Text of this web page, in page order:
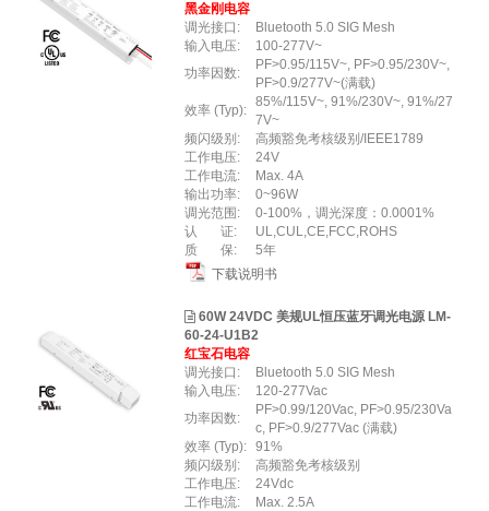
黑金刚电容
调光接口:
Bluetooth 5.0 SIG Mesh
输入电压:
100-277V~
功率因数:
PF>0.95/115V~, PF>0.95/230V~,
PF>0.9/277V~(满载)
效率 (Typ):
85%/115V~, 91%/230V~, 91%/27
7V~
频闪级别:
高频豁免考核级别/IEEE1789
工作电压:
24V
工作电流:
Max. 4A
输出功率:
0~96W
调光范围:
0-100%，调光深度：0.0001%
认 证:
UL,CUL,CE,FCC,ROHS
质 保:
5年
下载说明书
60W 24VDC 美规UL恒压蓝牙调光电源 LM-
60-24-U1B2
红宝石电容
调光接口:
Bluetooth 5.0 SIG Mesh
输入电压:
120-277Vac
功率因数:
PF>0.99/120Vac, PF>0.95/230Va
c, PF>0.9/277Vac (满载)
效率 (Typ): 91%
频闪级别:
高频豁免考核级别
工作电压:
24Vdc
工作电流:
Max. 2.5A